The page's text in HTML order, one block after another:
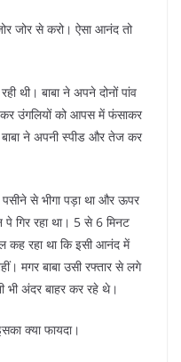
जोर से करो। ऐसा आनंद तो
थी। बाबा ने अपने दोनों पांव
कर उंगलियों को आपस में फंसाकर
ने अपनी स्पीड और तेज कर
से भीगा पड़ा था और ऊपर
गिर रहा था। 5 से 6 मिनट
कह रहा था कि इसी आनंद में
मगर बाबा उसी रफ्तार से लगे
भी अंदर बाहर कर रहे थे।
क्या फायदा।